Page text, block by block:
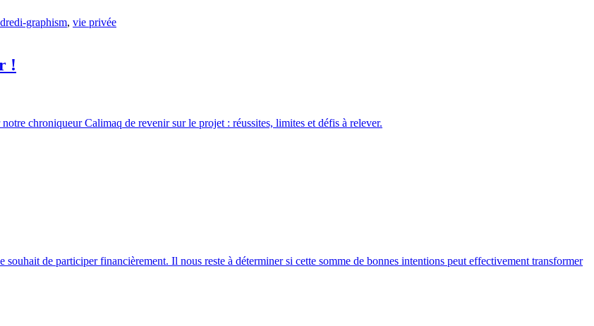
graphism, vie privée
!
chroniqueur Calimaq de revenir sur le projet : réussites, limites et défis à relever.
de participer financièrement. Il nous reste à déterminer si cette somme de bonnes intentions peut effectivement transformer